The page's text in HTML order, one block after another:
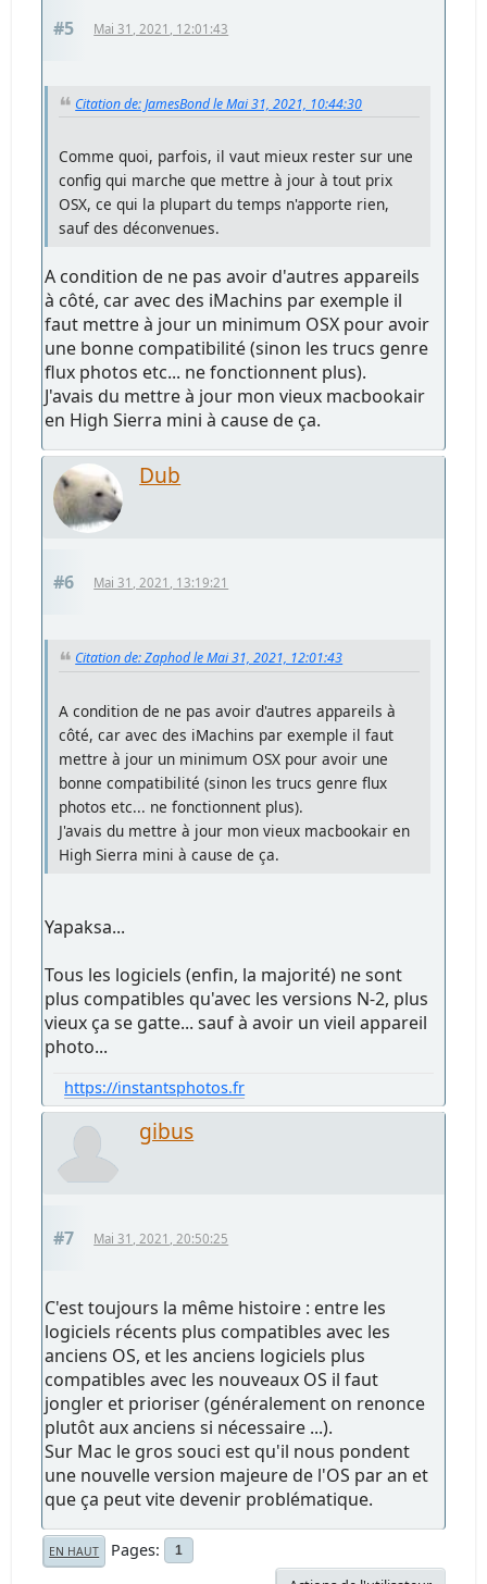
#5 Mai 31, 2021, 12:01:43
Citation de: JamesBond le Mai 31, 2021, 10:44:30
Comme quoi, parfois, il vaut mieux rester sur une
config qui marche que mettre à jour à tout prix
OSX, ce qui la plupart du temps n'apporte rien,
sauf des déconvenues.
A condition de ne pas avoir d'autres appareils
à côté, car avec des iMachins par exemple il
faut mettre à jour un minimum OSX pour avoir
une bonne compatibilité (sinon les trucs genre
flux photos etc... ne fonctionnent plus).
J'avais du mettre à jour mon vieux macbookair
en High Sierra mini à cause de ça.
Dub
#6 Mai 31, 2021, 13:19:21
Citation de: Zaphod le Mai 31, 2021, 12:01:43
A condition de ne pas avoir d'autres appareils à
côté, car avec des iMachins par exemple il faut
mettre à jour un minimum OSX pour avoir une
bonne compatibilité (sinon les trucs genre flux
photos etc... ne fonctionnent plus).
J'avais du mettre à jour mon vieux macbookair en
High Sierra mini à cause de ça.
Yapaksa...
Tous les logiciels (enfin, la majorité) ne sont
plus compatibles qu'avec les versions N-2, plus
vieux ça se gatte... sauf à avoir un vieil appareil
photo...
https://instantsphotos.fr
gibus
#7 Mai 31, 2021, 20:50:25
C'est toujours la même histoire : entre les
logiciels récents plus compatibles avec les
anciens OS, et les anciens logiciels plus
compatibles avec les nouveaux OS il faut
jongler et prioriser (généralement on renonce
plutôt aux anciens si nécessaire ...).
Sur Mac le gros souci est qu'il nous pondent
une nouvelle version majeure de l'OS par an et
que ça peut vite devenir problématique.
EN HAUT Pages 1